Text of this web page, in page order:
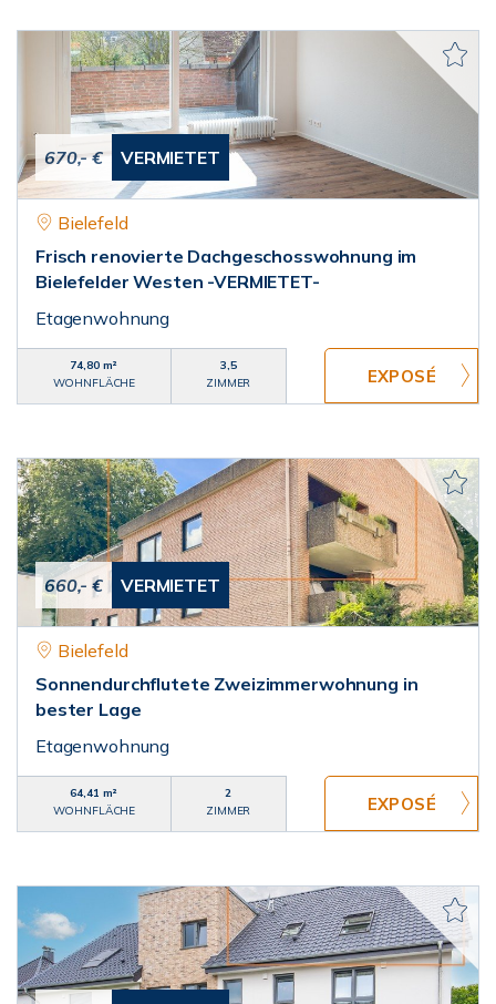
670,- € VERMIETET
Bielefeld
Frisch renovierte Dachgeschosswohnung im
Bielefelder Westen -VERMIETET-
Etagenwohnung
74,80 m²
WOHNFLÄCHE
3,5
ZIMMER
660,- € VERMIETET
Bielefeld
Sonnendurchflutete Zweizimmerwohnung in
bester Lage
Etagenwohnung
64,41 m²
WOHNFLÄCHE
2
ZIMMER